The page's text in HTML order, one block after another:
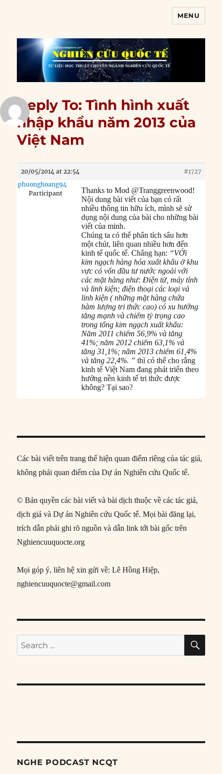
MENU
Reply To: Tình hình xuất
nhập khẩu năm 2013 của
Việt Nam
20/05/2014 at 22:54
#1727
phuonghoang94
Participant
Thanks to Mod @Tranggreenwood!
Nội dung bài viết của bạn có rất
nhiều thông tin hữu ích, mình sẽ sử
dụng nội dung của bài cho những bài
viết của minh.
Chúng ta có thể phân tích sâu hơn
một chút, liên quan nhiều hơn đến
kinh tế quốc tế. Chẳng hạn: “VỚi
kim ngạch hàng hóa xuất khẩu ở khu
vực có vốn đầu tư nước ngoài với
các mặt hàng như: Điện tử, máy tính
và linh kiện; điện thoại các loại và
linh kiện ( những mặt hàng chứa
hàm lượng tri thức cao) có xu hướng
tăng mạnh và chiếm tỷ trọng cao
trong tổng kim ngạch xuất khẩu:
Năm 2011 chiếm 56,9% và tăng
41%; năm 2012 chiếm 63,1% và
tăng 31,1%; năm 2013 chiếm 61,4%
và tăng 22,4%. ”thì có thể cho rằng
kinh tế Việt Nam đang phát triển theo
hướng nền kinh tế tri thức được
không? Tại sao?
Các bài viết trên trang thể hiện quan điểm riêng của tác giả,
không phải quan điểm của Dự án Nghiên cứu Quốc tế.
© Bản quyền các bài viết và bài dịch thuộc về các tác giả,
dịch giả và Dự án Nghiên cứu Quốc tế. Mọi bài đăng lại,
trích dẫn phải ghi rõ nguồn và dẫn link tới bài gốc trên
Nghiencuuquocte.org
Mọi góp ý, liên hệ xin gửi về: Lê Hồng Hiệp,
nghiencuuquocte@gmail.com
Search
for:
NGHE PODCAST NCQT